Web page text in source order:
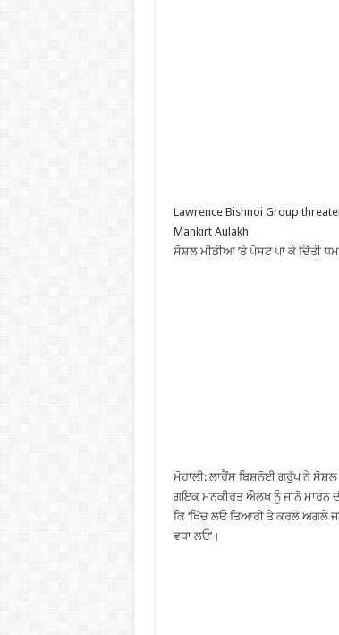
Lawrence Bishnoi Group
Mankirt Aulakh
ਸੋਸ਼ਲ ਮੀਡੀਆ ’ਤੇ ਪੋਸਟ ਪਾ ਕੇ ਦਿੱਤੀ
ਮੋਹਾਲੀ: ਲਾਰੈਂਸ ਬਿਸ਼ਨੋਈ ਗਰੁੱਪ ਨੇ ਸੋਸ਼ਲ
ਗਇਕ ਮਨਕੀਰਤ ਔਲਖ ਨੂੰ ਜਾਨੋ ਮਾਰਨ
ਕਿ ‘ਖਿੱਚ ਲਓ ਤਿਆਰੀ ਤੇ ਕਰਲੋ ਅਗਲੇ
ਵਧਾ ਲਓ’।